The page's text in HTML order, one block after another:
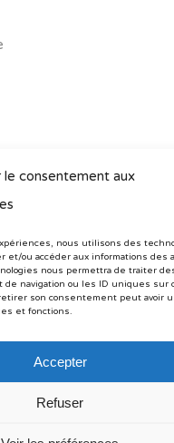
le consentement aux
nous utilisons des
et/ou accéder aux informations des
nous permettra de traiter
de navigation ou les ID uniques sur
son consentement peut avoir
et fonctions.
Accepter
Refuser
Loge - RN 141
77 77
28 82